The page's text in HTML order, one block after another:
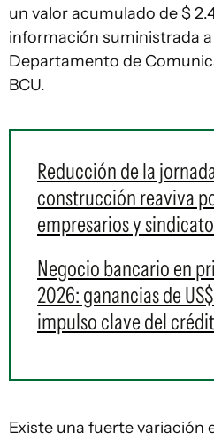
un valor acumulado de $
información suministrada
Departamento de
BCU.
Reducción de la
construcción reaviva
empresarios y
Negocio bancario en
2026: ganancias de
impulso clave del
Existe una fuerte variación